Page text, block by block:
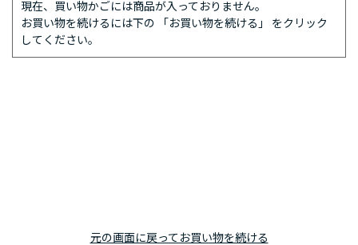
現在、買い物かごには商品が入っておりません。
お買い物を続けるには下の 「お買い物を続ける」 をクリック
してください。
元の画面に戻ってお買い物を続ける